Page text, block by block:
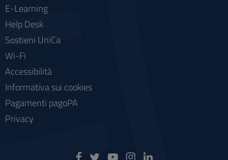
E-Learning
Help Desk
Sostieni UniCa
Wi-Fi
Accessibilità
Informativa sui cookies
Pagamenti pagoPA
Privacy